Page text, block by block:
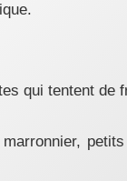
qui tentent de